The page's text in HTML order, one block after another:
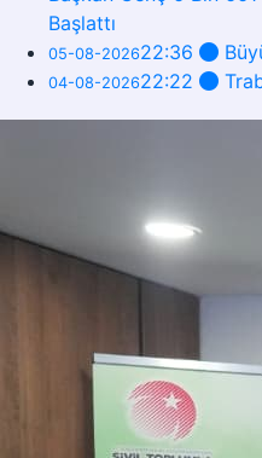
Başlattı
05-08-202622:36
04-08-202622:22